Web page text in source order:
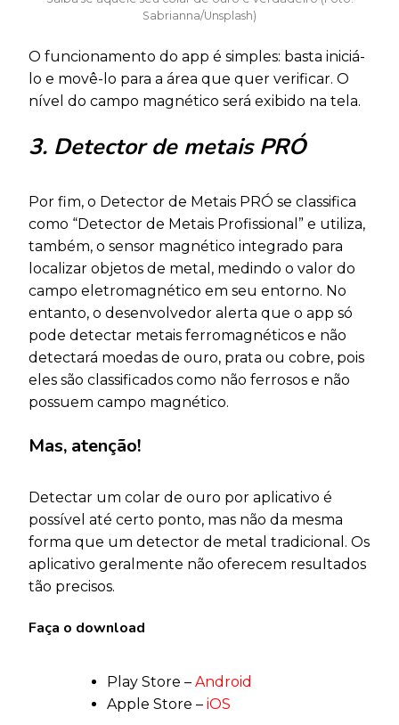
Sabrianna/Unsplash)
O funcionamento do app é simples: basta iniciá-
lo e movê-lo para a área que quer verificar. O
nível do campo magnético será exibido na tela.
3. Detector de metais PRÓ
Por fim, o Detector de Metais PRÓ se classifica
como “Detector de Metais Profissional” e utiliza,
também, o sensor magnético integrado para
localizar objetos de metal, medindo o valor do
campo eletromagnético em seu entorno. No
entanto, o desenvolvedor alerta que o app só
pode detectar metais ferromagnéticos e não
detectará moedas de ouro, prata ou cobre, pois
eles são classificados como não ferrosos e não
possuem campo magnético.
Mas, atenção!
Detectar um colar de ouro por aplicativo é
possível até certo ponto, mas não da mesma
forma que um detector de metal tradicional. Os
aplicativo geralmente não oferecem resultados
tão precisos.
Faça o download
Play Store – Android
Apple Store – iOS